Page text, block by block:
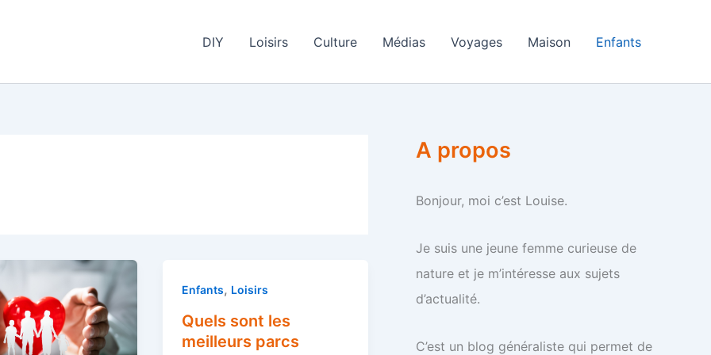
DIY Loisirs Culture Médias Voyages Maison Enfants
Enfants, Loisirs
Quels sont les
meilleurs parcs
A propos
Bonjour, moi c’est Louise.
Je suis une jeune femme curieuse de
nature et je m’intéresse aux sujets
d’actualité.
C’est un blog généraliste qui permet de